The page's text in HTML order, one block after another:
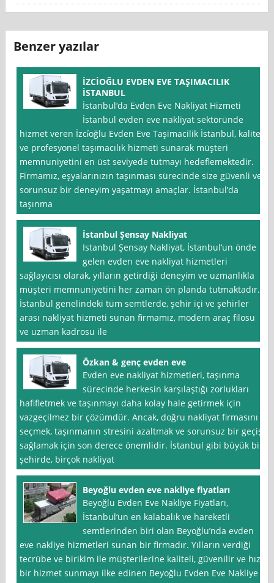
Benzer yazılar
İZCİOĞLU EVDEN EVE TAŞIMACILIK
İSTANBUL
İstanbul‘da Evden Eve Nakliyat Hizmeti
İstanbul evden eve nakliyat sektöründe
hizmet veren İzci̇oğlu Evden Eve Taşimacilik İstanbul, kaliteli
ve profesyonel taşımacılık hizmeti sunarak müşteri
memnuniyetini en üst seviyede tutmayı hedeflemektedir.
Firmamız, eşyalarınızın taşınması sürecinde size güvenli ve
sorunsuz bir deneyim yaşatmayı amaçlar. İstanbul’da
taşınma
İstanbul Şensay Nakliyat
Istanbul Şensay Nakliyat, İstanbul‘un önde
gelen evden eve nakliyat hizmetleri
sağlayıcısı olarak, yılların getirdiği deneyim ve uzmanlıkla
müşteri memnuniyetini her zaman ön planda tutmaktadır.
İstanbul genelindeki tüm semtlerde, şehir içi ve şehirler
arası nakliyat hizmeti sunan firmamız, modern araç filosu
ve uzman kadrosu ile
Özkan & genç evden eve
Evden eve nakliyat hizmetleri, taşınma
sürecinde herkesin karşılaştığı zorlukları
hafifletmek ve taşınmayı daha kolay hale getirmek için
vazgeçilmez bir çözümdür. Ancak, doğru nakliyat firmasını
seçmek, taşınmanın stresini azaltmak ve sorunsuz bir geçiş
sağlamak için son derece önemlidir. İstanbul gibi büyük bir
şehirde, birçok nakliyat
Beyoğlu evden eve nakliye fiyatları
Beyoğlu Evden Eve Nakliye Fiyatları,
İstanbul‘un en kalabalık ve hareketli
semtlerinden biri olan Beyoğlu’nda evden
eve nakliye hizmetleri sunan bir firmadır. Yılların verdiği
tecrübe ve birikim ile müşterilerine kaliteli, güvenilir ve hızlı
bir hizmet sunmayı ilke edinen Beyoğlu Evden Eve Nakliye